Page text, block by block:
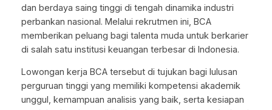
dan berdaya saing tinggi di tengah dinamika industri
perbankan nasional. Melalui rekrutmen ini, BCA
memberikan peluang bagi talenta muda untuk berkarier
di salah satu institusi keuangan terbesar di Indonesia.
Lowongan kerja BCA tersebut di tujukan bagi lulusan
perguruan tinggi yang memiliki kompetensi akademik
unggul, kemampuan analisis yang baik, serta kesiapan